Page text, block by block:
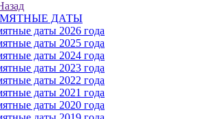
ДАТЫ
даты 2026 года
даты 2025 года
даты 2024 года
даты 2023 года
даты 2022 года
даты 2021 года
даты 2020 года